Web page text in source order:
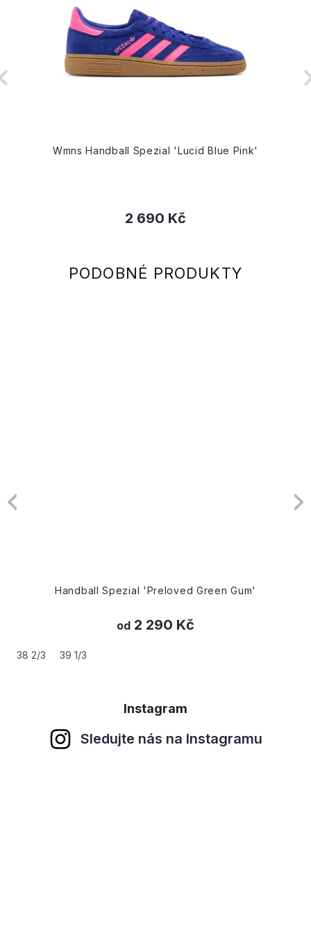
Wmns Handball Spezial 'Lucid Blue Pink'
2 690 Kč
Handball Spezial 'Preloved Green Gum'
od2 290 Kč
38 2/3 39 1/3
Instagram
Sledujte nás na Instagramu